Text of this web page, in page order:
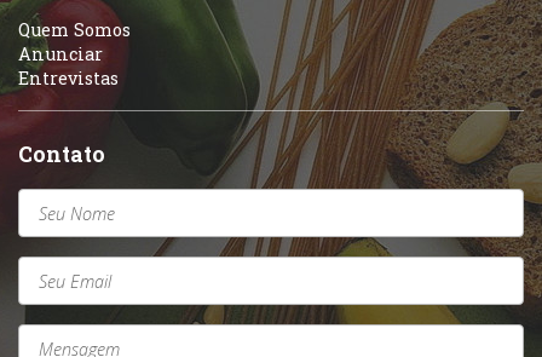
Quem Somos
Anunciar
Entrevistas
Contato